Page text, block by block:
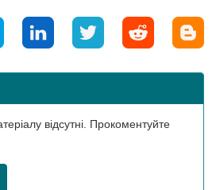
відсутні. Прокоментуйте